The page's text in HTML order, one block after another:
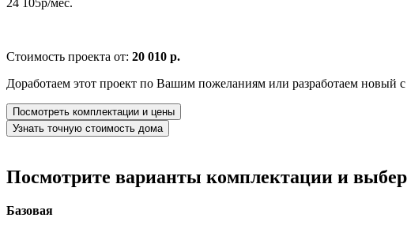
Стоимость проекта от: 20 010 р.
Доработаем этот проект по Вашим пожеланиям или разработаем новый с
Посмотреть комплектации и цены
Узнать точную стоимость дома
Посмотрите варианты комплектации и
Базовая